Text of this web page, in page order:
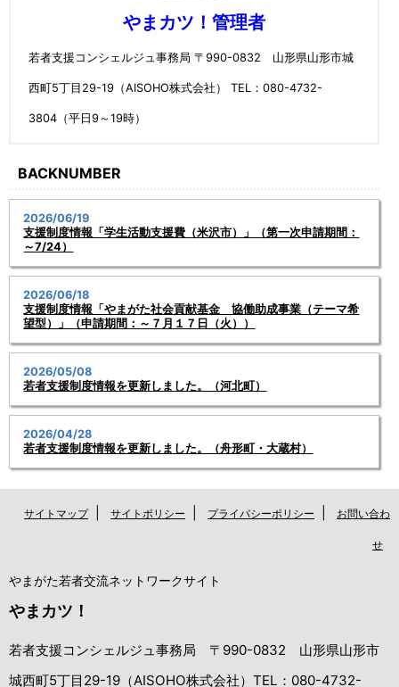
やまカツ！管理者
若者支援コンシェルジュ事務局 〒990-0832 山形県山形市城
西町5丁目29-19（AISOHO株式会社） TEL：080-4732-
3804（平日9～19時）
BACKNUMBER
2026/06/19
支援制度情報「学生活動支援費（米沢市）」（第一次申請期間：
～7/24）
2026/06/18
支援制度情報「やまがた社会貢献基金 協働助成事業（テーマ希
望型）」（申請期間：～７月１７日（火））
2026/05/08
若者支援制度情報を更新しました。（河北町）
2026/04/28
若者支援制度情報を更新しました。（舟形町・大蔵村）
サイトマップ サイトポリシー プライバシーポリシー お問い合わ
せ
やまがた若者交流ネットワークサイト
やまカツ！
若者支援コンシェルジュ事務局 〒990-0832 山形県山形市
城西町5丁目29-19（AISOHO株式会社）TEL：080-4732-